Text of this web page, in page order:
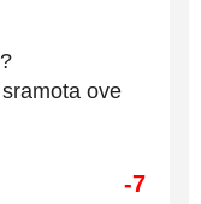
ove
-7